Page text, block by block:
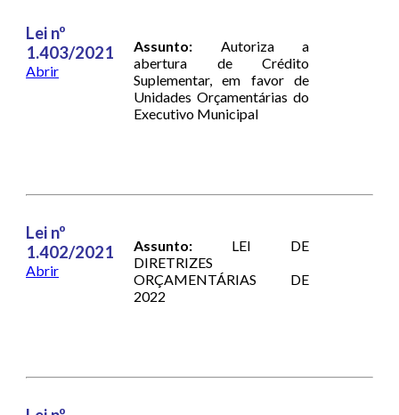
Lei nº
1.403/2021
Abrir
Assunto: Autoriza a
abertura de Crédito
Suplementar, em favor de
Unidades Orçamentárias do
Executivo Municipal
Lei nº
1.402/2021
Abrir
Assunto: LEI DE
DIRETRIZES
ORÇAMENTÁRIAS DE
2022